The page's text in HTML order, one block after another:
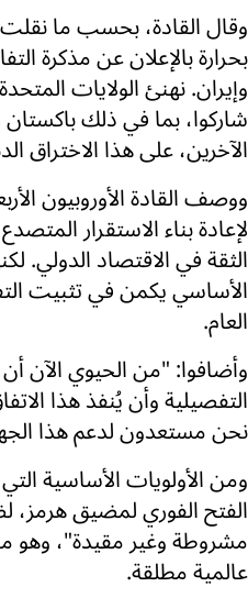
وقال القادة، بحسب ما
بحرارة بالإعلان عن مذكرة
وإيران. نهنئ الولايات
شاركوا، بما في ذلك
الآخرين، على هذا الاختراق
ووصف القادة الأوروبيون
لإعادة بناء الاستقرار
الثقة في الاقتصاد الدولي.
الأساسي يكمن في تثبيت
العام.
وأضافوا: "من الحيوي الآن
التفصيلية وأن يُنفذ هذا
نحن مستعدون لدعم هذا
ومن الأولويات الأساسية
الفتح الفوري لمضيق هرمز،
مشروطة وغير مقيدة"، وهو
عالمية مطلقة.